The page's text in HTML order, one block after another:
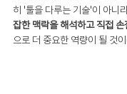
히 '툴을 다루는 기술'이 아니
잡한 맥락을 해석하고 직접 손
으로 더 중요한 역량이 될 것